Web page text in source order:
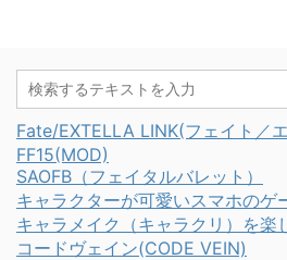
は反映されなくなった！
（試着装 ...
ー
説してみますね。
2018/5/31 追記：アプデ
4.00にて、重ね着装備の
仕様にいくつか改善があ
ったので修正しました ス
ポンサーリンク A.重ね着
装備と防具合成は違いま
す。 重ね着専用装備は、
Fate/EXTELLA LINK(フェイト／
FF15(MOD)
SAOFB（フェイタルバレット）
キャラクターが可愛いスマホのゲ
キャラメイク（キャラクリ）を楽
コードヴェイン(CODE VEIN)